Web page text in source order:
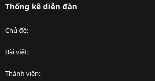
Thống kê diễn đàn
Chủ đề
Bài viết
Thành viên